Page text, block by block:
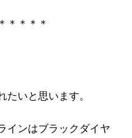
＊＊＊＊
たいと思います。
インはブラックダイヤ